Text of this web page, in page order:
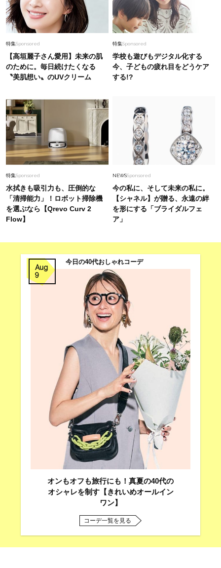
特集Sponsored
【高垣麗子さん愛用】未来の肌
のために。毎日続けたくなる
〝美肌想い〟のUVクリーム
特集Sponsored
学校も遊びもデジタル化する
今、子どもの疲れ目をどうケア
する!?
特集Sponsored
水拭きも吸引力も、圧倒的な
「清掃能力」！ロボット掃除機
を選ぶなら【Qrevo Curv 2
Flow】
NEWSSponsored
今の私に、そして未来の私に。
【シャネル】が贈る、永遠の絆
を形にする「ブライダルフェ
ア」
Aug
9
今日の40代おしゃれコーデ
オンもオフも旅行にも！真夏の40代の
オシャレを制す【きれいめオールイン
ワン】
コーデ一覧を見る